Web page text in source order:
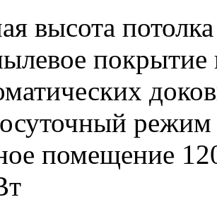
высота
покрытие
помещение